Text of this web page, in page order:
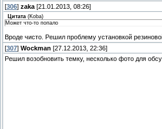
[306] zaka [21.01.2013, 08:26]
Цитата (Koba)
Может что-то попало
Вроде чисто. Решил проблему установкой
[307] Wockman [27.12.2013, 22:36]
Решил возобновить темку, несколько фото для